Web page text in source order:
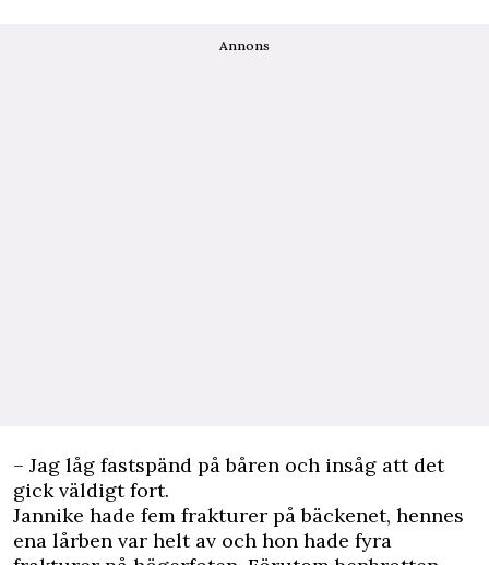
Annons
– Jag låg fastspänd på båren och insåg att det
gick väldigt fort.
Jannike hade fem frakturer på bäckenet, hennes
ena lårben var helt av och hon hade fyra